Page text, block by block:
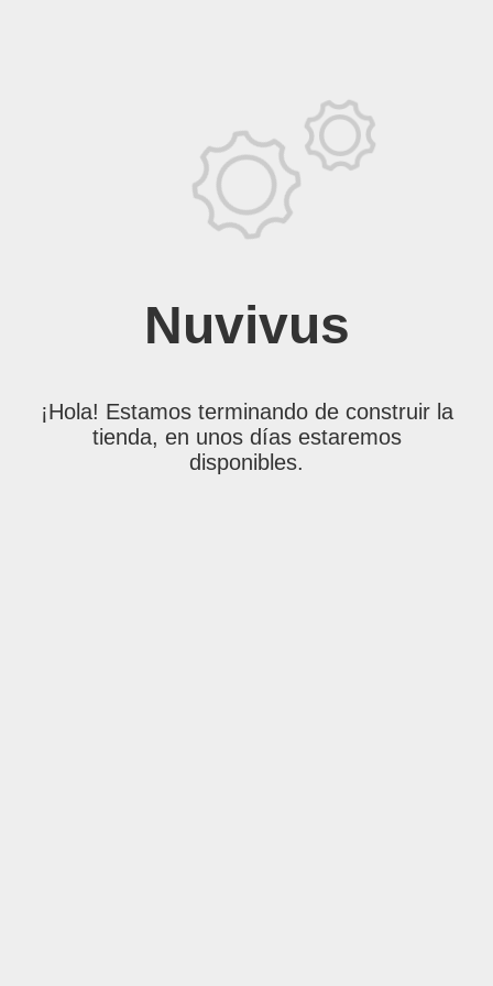
Nuvivus
¡Hola! Estamos terminando de construir la
tienda, en unos días estaremos
disponibles.